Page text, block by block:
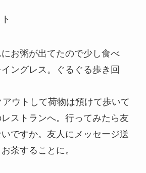
お粥が出てたので少し食べ
ングレス。ぐるぐる歩き回
ウトして荷物は預けて歩いて
ストランへ。行ってみたら友
ですか。友人にメッセージ送
茶することに。